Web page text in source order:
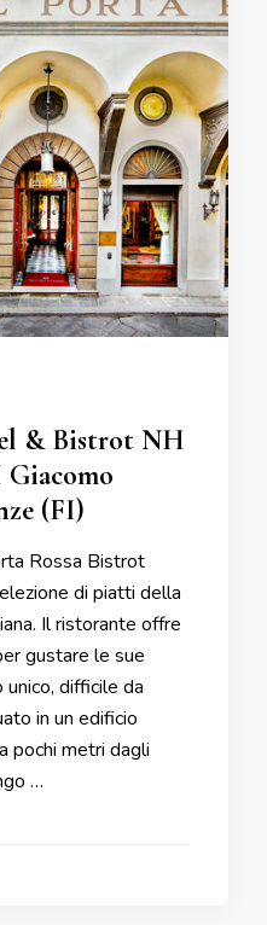
& Bistrot NH
(FI)
Rossa Bistrot
di piatti della
Il ristorante offre
gustare le sue
difficile da
in un edificio
pochi metri dagli
…